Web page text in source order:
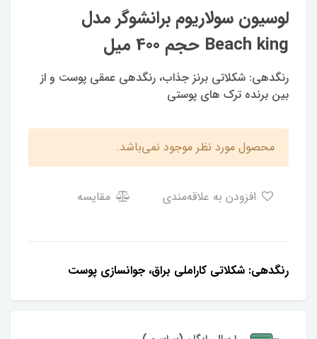
لوسیون سولاریوم برانشوگر مدل
Beach king حجم 400 میل
رنگدهی: شکلاتی برنز جذاب، رنگدهی عمقی پوست و از
بین برنده ترک های پوستی
محصول مورد نظر موجود نمی‌باشد.
مقایسه
رنگدهی: شکلاتی کاراملی براق، جوانسازی پوست